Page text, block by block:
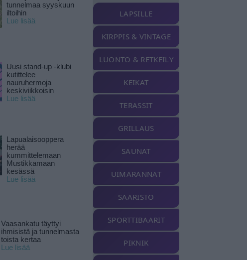
tunnelmaa syyskuun
iltoihin
Lue lisää
Uusi stand-up -klubi
kutittelee
nauruhermoja
keskiviikkoisin
Lue lisää
Lapualaisooppera
herää
kummittelemaan
Mustikkamaan
kesässä
Lue lisää
Vaasankatu täyttyi
ihmisistä ja tunnelmasta
toista kertaa
Lue lisää
LAPSILLE
KIRPPIS & VINTAGE
LUONTO & RETKEILY
KEIKAT
TERASSIT
GRILLAUS
SAUNAT
UIMARANNAT
SAARISTO
SPORTTIBAARIT
PIKNIK